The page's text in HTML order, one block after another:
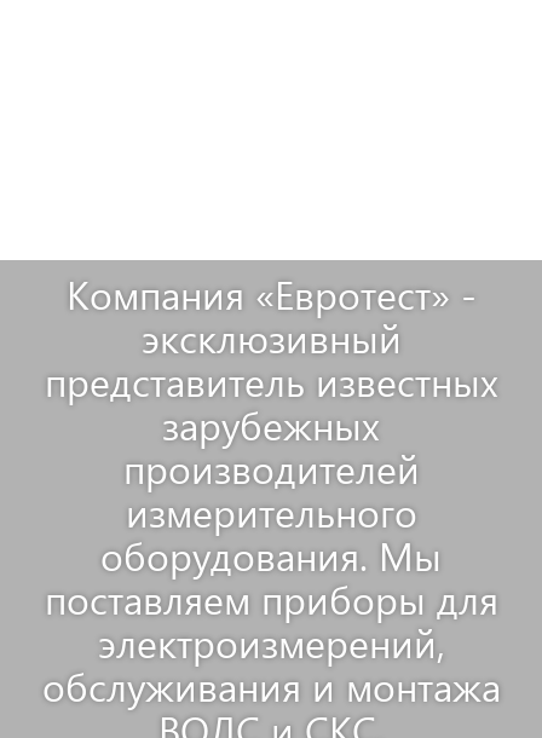
Компания «Евротест» -
эксклюзивный
представитель известных
зарубежных
производителей
измерительного
оборудования. Мы
поставляем приборы для
электроизмерений,
обслуживания и монтажа